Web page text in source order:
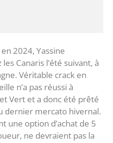
en 2024, Yassine
Canaris l’été suivant, à
Véritable crack en
n’a pas réussi à
Vert et a donc été prêté
dernier mercato hivernal.
une option d’achat de 5
ne devraient pas la